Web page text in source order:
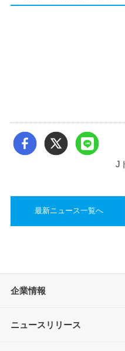
J
最新ニュース一覧へ
企業情報
ニュースリリース